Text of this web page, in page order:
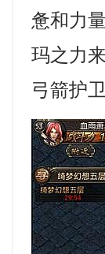
惫和力
玛之力
弓箭护卫